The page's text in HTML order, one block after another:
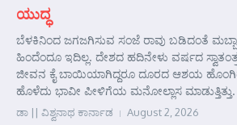
ಯುದ್ಧ
ಬೆಳಕಿನಿಂದ ಜಗಜಗಿಸುವ ಸಂಜೆ ರಾವು ಬಡಿದಂತೆ
ಹಿಂದೆಂದೂ ಇದಿಲ್ಲ. ದೇಶದ ಹದಿನೇಳು ವರ್ಷದ
ಜೀವನ ಕೈ ಬಾಯಿಯಾಗಿದ್ದರೂ ದೂರದ ಆಶಯ
ಹೊಳೆದು ಭಾವೀ ಪೀಳಿಗೆಯ ಮನೋಲ್ಲಾಸ
ಡಾ || ವಿಶ್ವನಾಥ ಕಾರ್ನಾಡ August 2, 2026